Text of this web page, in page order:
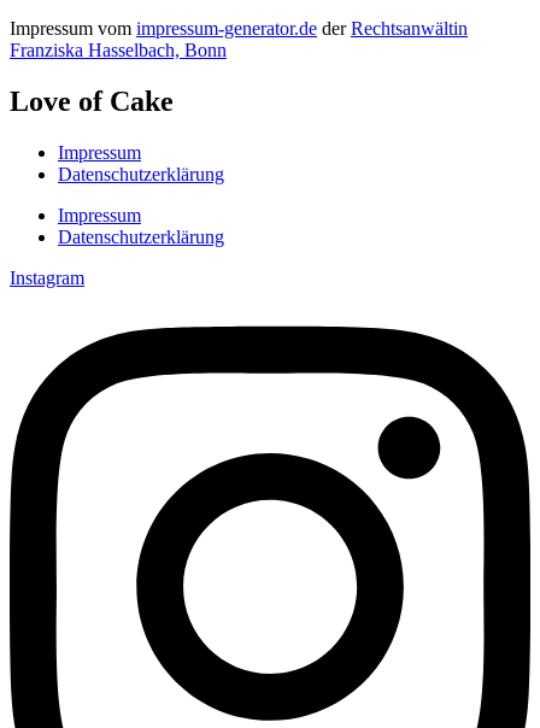
Impressum vom impressum-generator.de derRechtsanwältin
Franziska Hasselbach, Bonn
Love of Cake
Impressum
Datenschutzerklärung
Impressum
Datenschutzerklärung
Instagram